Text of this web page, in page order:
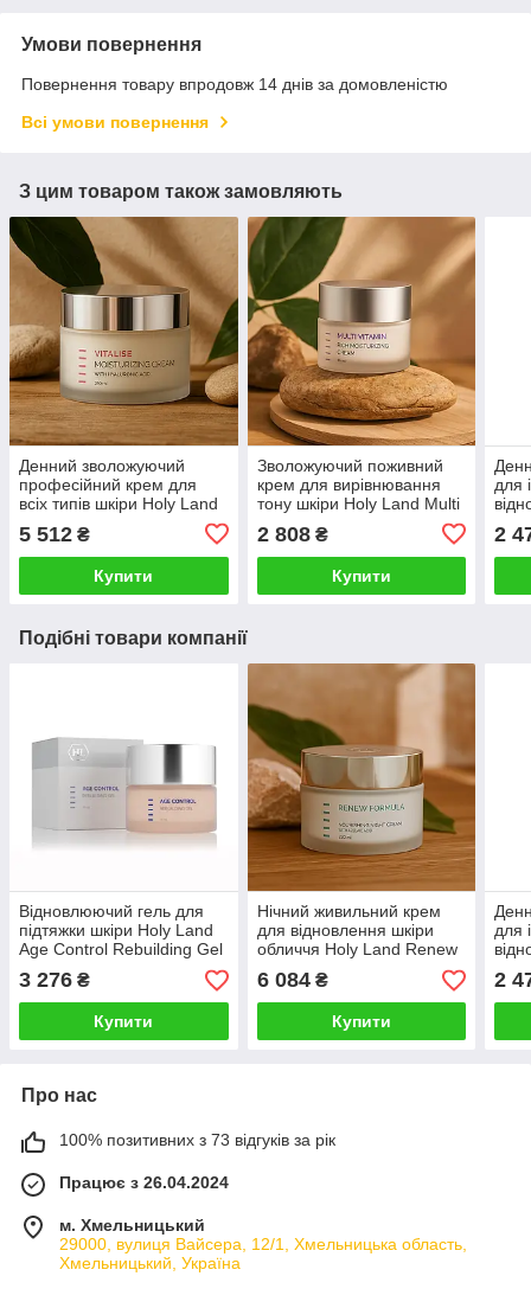
Умови повернення
Повернення товару впродовж 14 днів за домовленістю
Всі умови повернення
З цим товаром також замовляють
Денний зволожуючий
професійний крем для
всіх типів шкіри Holy Land
Vitalise Moisturizing Cream
250 ml
5 512 ₴
Купити
Зволожуючий поживний
крем для вирівнювання
тону шкіри Holy Land Multi
Vitamin Rich Moisturizing
Cream 50 ml
2 808₴
Купити
для
Bio
2
Подібні товари компанії
Відновлюючий гель для
підтяжки шкіри Holy Land
Age Control Rebuilding Gel
зморшок
3 276 ₴
Купити
Нічний живильний крем
для відновлення шкіри
обличчя Holy Land Renew
Formula Nourishing Night
Cream 250 ml
6 084₴
Купити
для
Bio
2
Про нас
100% позитивних з 73 відгуків за рік
Працює з 26.04.2024
м. Хмельницький
29000, вулиця Вайсера, 12/1, Хмельницька область,
Хмельницький, Україна